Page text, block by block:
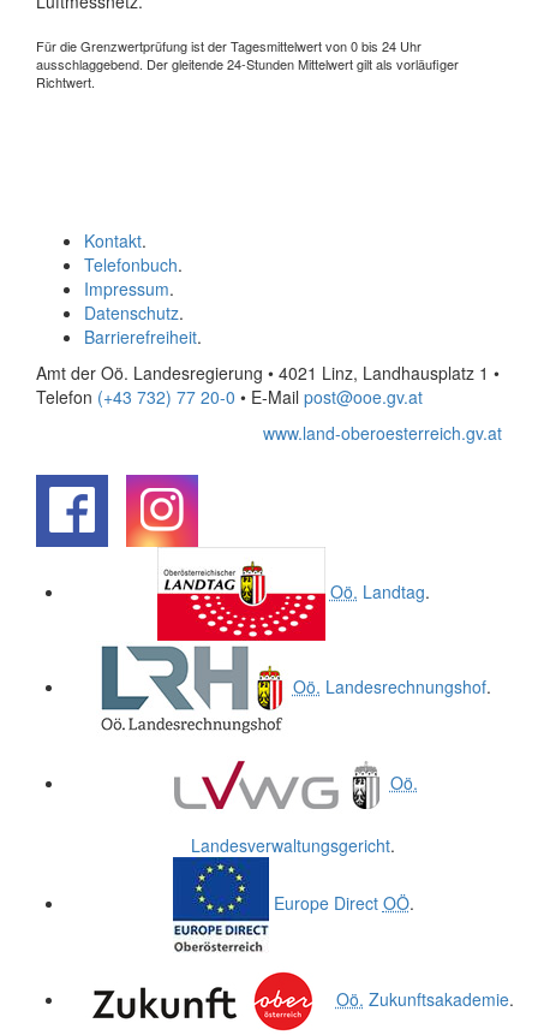
Für die Grenzwertprüfung ist der Tagesmittelwert von 0 bis 24 Uhr
ausschlaggebend. Der gleitende 24-Stunden Mittelwert gilt als vorläufiger
Richtwert.
Kontakt.
Telefonbuch.
Impressum.
Datenschutz.
Barrierefreiheit.
Amt der Oö. Landesregierung • 4021 Linz, Landhausplatz 1 •
Telefon (+43 732) 77 20-0 • E-Mail post@ooe.gv.at
www.land-oberoesterreich.gv.at
Oö. Landtag.
Oö. Landesrechnungshof.
Oö.
Landesverwaltungsgericht.
Europe Direct OÖ.
Oö. Zukunftsakademie.